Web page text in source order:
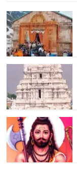
c
e
b
o
o
k
itt
er